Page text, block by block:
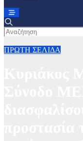
ΠΡΩΤΗ ΣΕΛΙΔΑ